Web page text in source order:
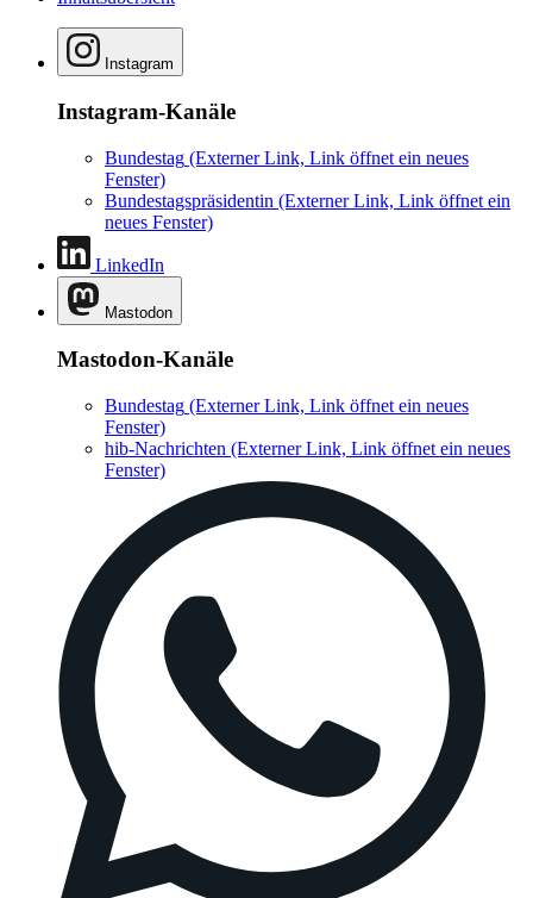
Instagram
Instagram-Kanäle
Bundestag (Externer Link, Link öffnet ein neues
Fenster)
Bundestagspräsidentin (Externer Link, Link öffnet ein
neues Fenster)
LinkedIn
Mastodon
Mastodon-Kanäle
Bundestag (Externer Link, Link öffnet ein neues
Fenster)
hib-Nachrichten (Externer Link, Link öffnet ein neues
Fenster)